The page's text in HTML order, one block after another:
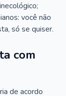
você não
só se quiser.
com
de acordo